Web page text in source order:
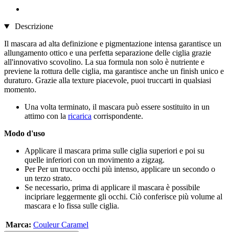
Descrizione
Il mascara ad alta definizione e pigmentazione intensa garantisce un
allungamento ottico e una perfetta separazione delle ciglia grazie
all'innovativo scovolino. La sua formula non solo è nutriente e
previene la rottura delle ciglia, ma garantisce anche un finish unico e
duraturo. Grazie alla texture piacevole, puoi truccarti in qualsiasi
momento.
Una volta terminato, il mascara può essere sostituito in un
attimo con la ricarica corrispondente.
Modo d'uso
Applicare il mascara prima sulle ciglia superiori e poi su
quelle inferiori con un movimento a zigzag.
Per Per un trucco occhi più intenso, applicare un secondo o
un terzo strato.
Se necessario, prima di applicare il mascara è possibile
incipriare leggermente gli occhi. Ciò conferisce più volume al
mascara e lo fissa sulle ciglia.
Marca: Couleur Caramel